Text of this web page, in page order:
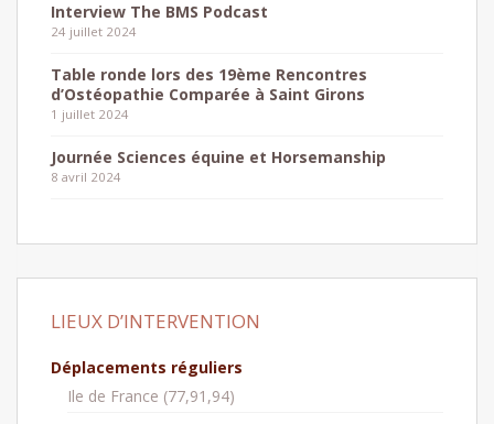
Interview The BMS Podcast
24 juillet 2024
Table ronde lors des 19ème Rencontres
d’Ostéopathie Comparée à Saint Girons
1 juillet 2024
Journée Sciences équine et Horsemanship
8 avril 2024
LIEUX D’INTERVENTION
Déplacements réguliers
Ile de France (77,91,94)